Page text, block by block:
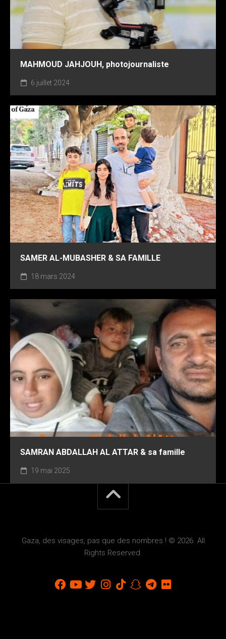
MAHMOUD JAHJOUH, photojournaliste
6 juillet 2024
SAMER AL-MUBASHER & SA FAMILLE
18 mars 2024
SAMRAN ABDALLAH AL ATTAR & sa famille
19 mai 2025
Gaza, des visages, pas que des nombres ! © 2026. All
Rights Reserved.